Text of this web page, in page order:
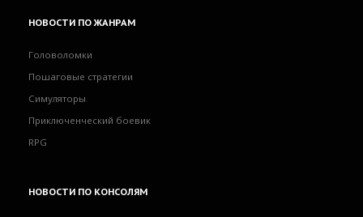
НОВОСТИ ПО ЖАНРАМ
Головоломки
Пошаговые стратегии
Симуляторы
Приключенческий боевик
RPG
НОВОСТИ ПО КОНСОЛЯМ